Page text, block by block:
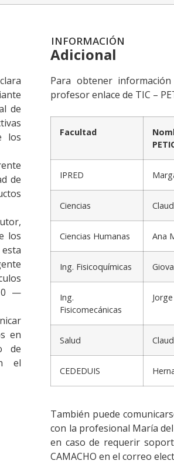
de
los
de
los
—
en
de
el
INFORMACIÓN
Adicional
Para obtener
profesor enlace de TIC –
Facultad
IPRED
Ciencias
Ciencias Humanas Ana
Ing. Fisicoquímicas
Ing.
Fisicomecánicas
Salud
CEDEDUIS
También puede
con la profesional María del
en caso de requerir
CAMACHO en el correo